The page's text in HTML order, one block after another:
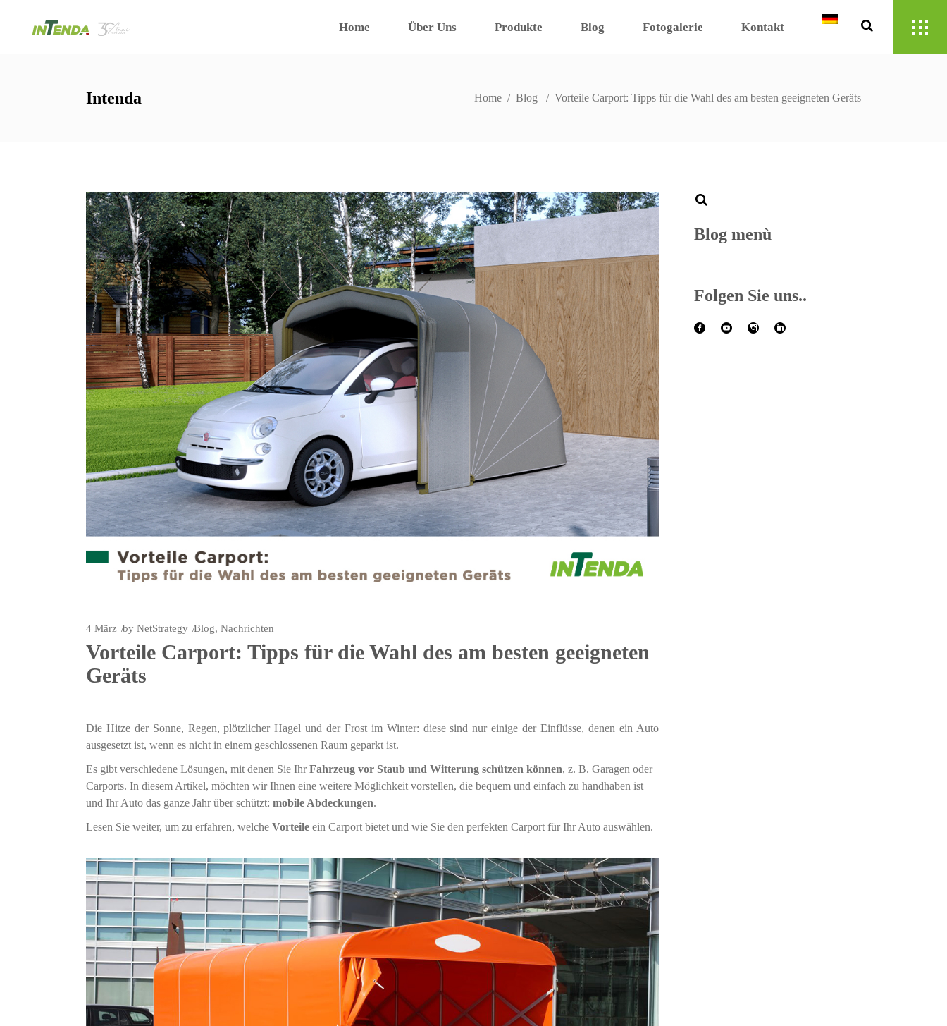
Home Über Uns Produkte Blog Fotogalerie Kontakt
Intenda Home / Blog / Vorteile Carport: Tipps für die Wahl des am besten geeigneten Geräts
4 März by NetStrategy Blog, Nachrichten
Vorteile Carport: Tipps für die Wahl des am besten geeigneten
Geräts
Die Hitze der Sonne, Regen, plötzlicher Hagel und der Frost im Winter: diese sind nur einige der Einflüsse, denen ein Auto
ausgesetzt ist, wenn es nicht in einem geschlossenen Raum geparkt ist.
Es gibt verschiedene Lösungen, mit denen Sie IhrFahrzeug vor Staub und Witterung schützen können, z. B. Garagen oder
Carports. In diesem Artikel, möchten wir Ihnen eine weitere Möglichkeit vorstellen, die bequem und einfach zu handhaben ist
und Ihr Auto das ganze Jahr über schützt: mobile Abdeckungen.
Lesen Sie weiter, um zu erfahren, welche Vorteile ein Carport bietet und wie Sie den perfekten Carport für Ihr Auto auswählen.
Blog menù
Folgen Sie uns..